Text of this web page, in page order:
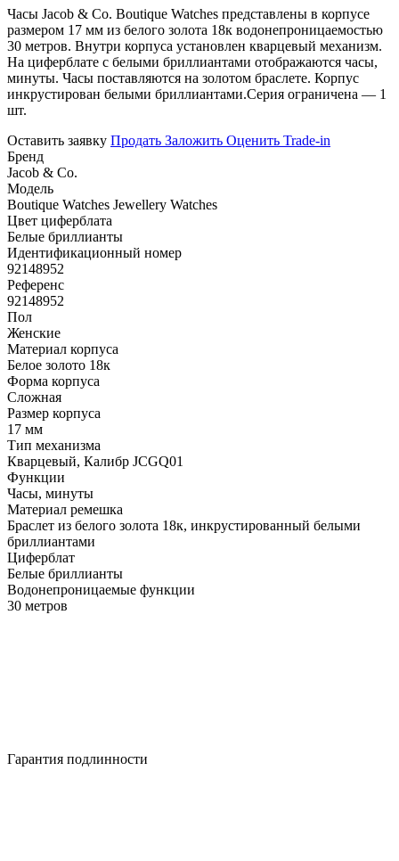
Часы Jacob & Co. Boutique Watches представлены в корпусе
размером 17 мм из белого золота 18к водонепроницаемостью
30 метров. Внутри корпуса установлен кварцевый механизм.
На циферблате с белыми бриллиантами отображаются часы,
минуты. Часы поставляются на золотом браслете. Корпус
инкрустирован белыми бриллиантами.Серия ограничена — 1
шт.
Оставить заявку Продать Заложить Оценить Trade-in
Бренд
Jacob & Co.
Модель
Boutique Watches Jewellery Watches
Цвет циферблата
Белые бриллианты
Идентификационный номер
92148952
Референс
92148952
Пол
Женские
Материал корпуса
Белое золото 18к
Форма корпуса
Сложная
Размер корпуса
17 мм
Тип механизма
Кварцевый, Калибр JCGQ01
Функции
Часы, минуты
Материал ремешка
Браслет из белого золота 18к, инкрустированный белыми
бриллиантами
Циферблат
Белые бриллианты
Водонепроницаемые функции
30 метров
Гарантия подлинности